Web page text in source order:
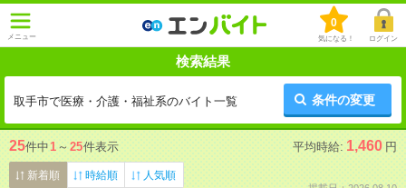
メニュー
0
気になる！ ログイン
検索結果
取手市で医療・介護・福祉系のバイト一覧 条件の変更
25件中1 ～ 25件表示 平均時給: 1,460 円
新着順 時給順 人気順